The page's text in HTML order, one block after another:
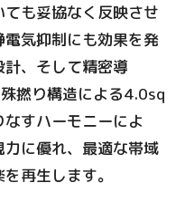
も妥協なく反映させ
気抑制にも効果を発
、そして精密導
撚り構造による4.0sq
すハーモニーによ
に優れ、最適な帯域
再生します。